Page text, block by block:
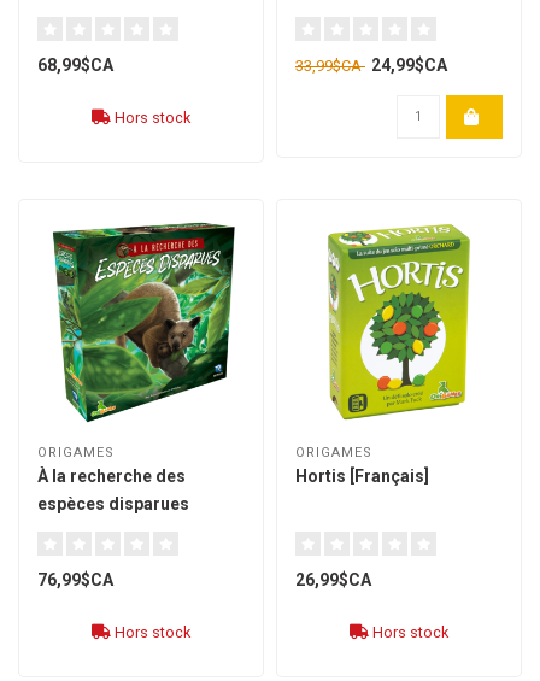
68,99$CA
Hors stock
33,99$CA 24,99$CA
ORIGAMES
À la recherche des
espèces disparues
76,99$CA
Hors stock
ORIGAMES
Hortis [Français]
26,99$CA
Hors stock